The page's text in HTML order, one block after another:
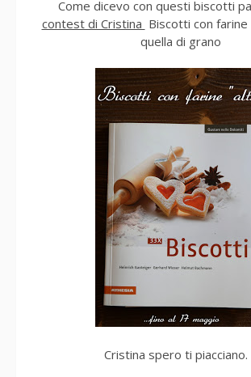
Come dicevo con questi biscotti
contest di Cristina Biscotti con
quella di grano
Cristina spero ti piacciano.